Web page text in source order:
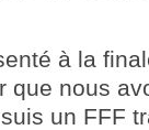
à la
que nous
un FFF